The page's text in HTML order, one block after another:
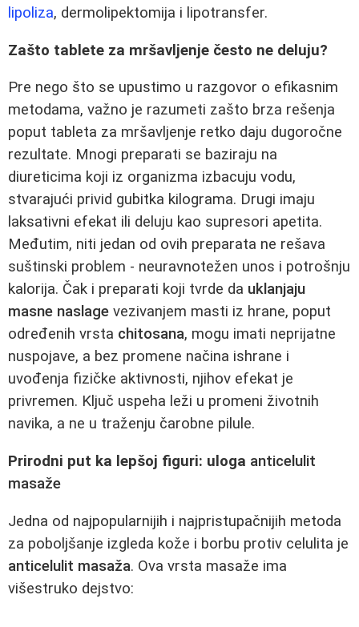
lipoliza, dermolipektomija i lipotransfer.
Zašto tablete za mršavljenje često ne deluju?
Pre nego što se upustimo u razgovor o efikasnim
metodama, važno je razumeti zašto brza rešenja
poput tableta za mršavljenje retko daju dugoročne
rezultate. Mnogi preparati se baziraju na
diureticima koji iz organizma izbacuju vodu,
stvarajući privid gubitka kilograma. Drugi imaju
laksativni efekat ili deluju kao supresori apetita.
Međutim, niti jedan od ovih preparata ne rešava
suštinski problem - neuravnotežen unos i potrošnju
kalorija. Čak i preparati koji tvrde da uklanjaju
masne naslage vezivanjem masti iz hrane, poput
određenih vrsta chitosana, mogu imati neprijatne
nuspojave, a bez promene načina ishrane i
uvođenja fizičke aktivnosti, njihov efekat je
privremen. Ključ uspeha leži u promeni životnih
navika, a ne u traženju čarobne pilule.
Prirodni put ka lepšoj figuri: uloga anticelulit
masaže
Jedna od najpopularnijih i najpristupačnijih metoda
za poboljšanje izgleda kože i borbu protiv celulita je
anticelulit masaža. Ova vrsta masaže ima
višestruko dejstvo: